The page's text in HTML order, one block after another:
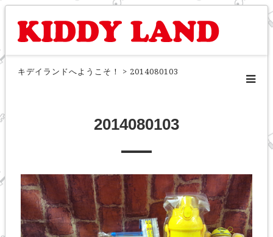
キデイランドへようこそ！ > 2014080103
2014080103